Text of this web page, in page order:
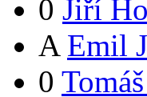
0 Jiří
A Emil
0